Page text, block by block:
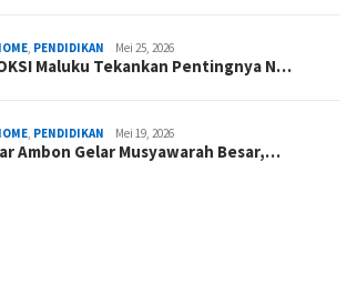
, PENDIDIKAN Mei 25, 2026
Maluku Tekankan Pentingnya N…
, PENDIDIKAN Mei 19, 2026
Ambon Gelar Musyawarah Besar,…